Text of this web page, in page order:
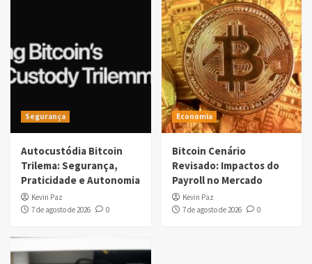
Segurança
Autocustódia Bitcoin
Trilema: Segurança,
Praticidade e Autonomia
Kevin Paz
7 de agosto de 2026
0
Economia
Bitcoin Cenário
Revisado: Impactos do
Payroll no Mercado
Kevin Paz
7 de agosto de 2026
0